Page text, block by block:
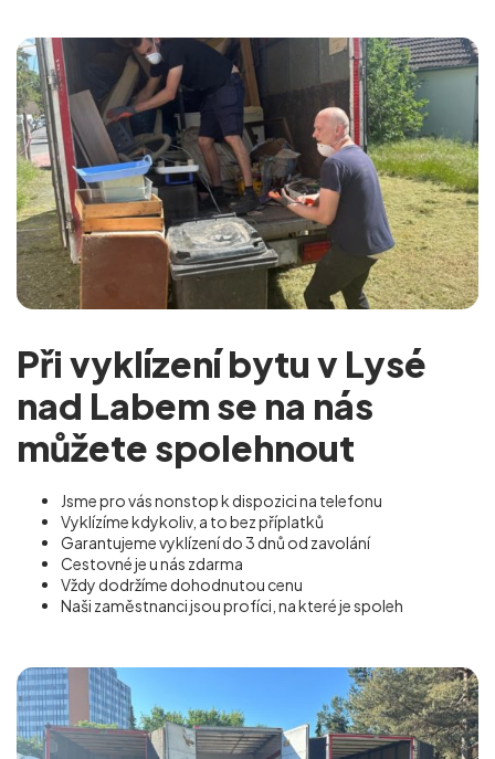
Při vyklízení bytu v Lysé
nad Labem se na nás
můžete spolehnout
Jsme pro vás nonstop k dispozici na telefonu
Vyklízíme kdykoliv, a to bez příplatků
Garantujeme vyklízení do 3 dnů od zavolání
Cestovné je u nás zdarma
Vždy dodržíme dohodnutou cenu
Naši zaměstnanci jsou profíci, na které je spoleh